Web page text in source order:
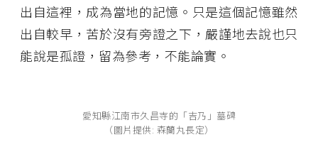
出自這裡，成為當地的記憶。只是這個記憶雖然
出自較早，苦於沒有旁證之下，嚴謹地去說也只
能說是孤證，留為參考，不能論實。
愛知縣江南市久昌寺的「吉乃」墓碑
（圖片提供: 森蘭丸長定）